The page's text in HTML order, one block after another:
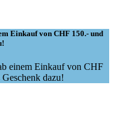
Einkauf von CHF 150.- und
einem Einkauf von CHF
dazu!